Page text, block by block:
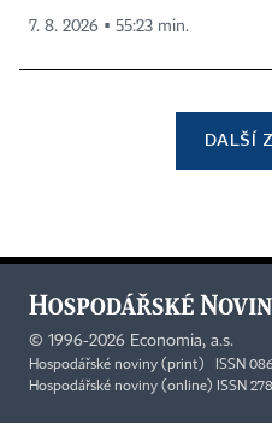
7. 8. 2026 ▪ 55:23 min.
DALŠÍ
© 1996-2026 Economia, a.s.
Hospodářské noviny (print) ISSN
Hospodářské noviny (online) ISSN